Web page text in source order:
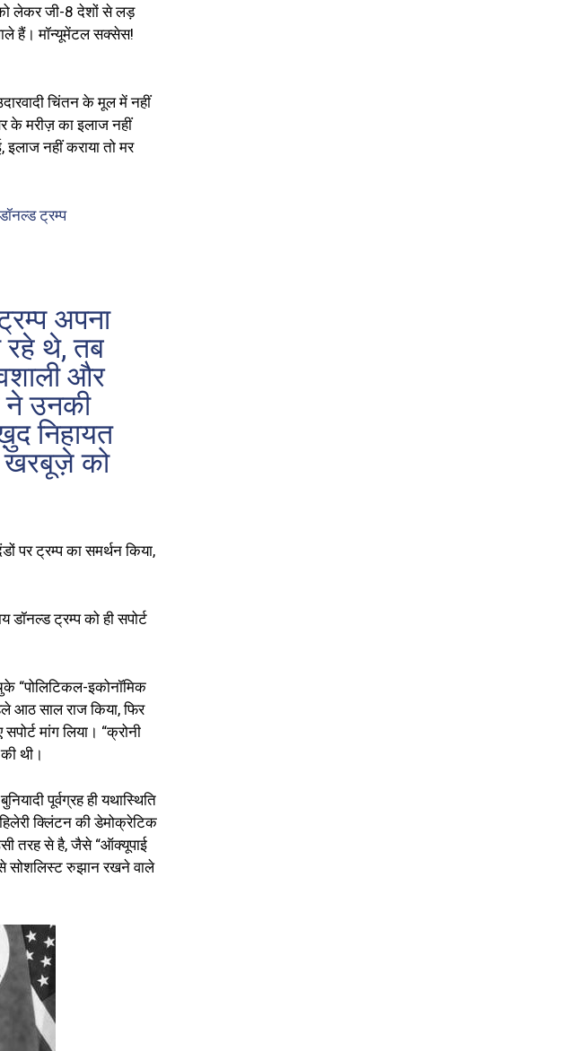
लेकर जी-8 देशों से लड़
हैं। मॉन्यूमेंटल सक्सेस!
चिंतन के मूल में नहीं
के मरीज़ का इलाज नहीं
नहीं कराया तो मर
अपना
रहे थे, तब
और
ने उनकी
निहायत
खरबूज़े को
पर ट्रम्‍प का समर्थन किया,
ट्रम्‍प को ही सपोर्ट
“पोलिटिकल-इकोनॉमिक
आठ साल राज किया, फिर
मांग लिया। “क्रोनी
थी।
पूर्वग्रह ही यथास्‍थ‍िति
क्‍लिंटन की डेमोक्रेटिक
तरह से है, जैसे “ऑक्‍यूपाई
सोशलिस्‍ट रुझान रखने वाले